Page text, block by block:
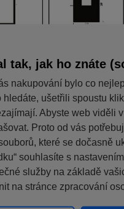
tak, jak ho znáte
nakupování bylo co
ušetřili spoustu
Abyste web viděli
Proto od vás
které se dočasně
souhlasíte s
služby na základě
na stránce zpracování